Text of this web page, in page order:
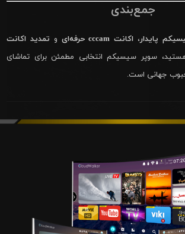
جمع‌بندی
پایدار، اکانت cccam حرفه‌ای و تمدید اکانت
هستید، سوپر سیسیکم انتخابی مطمئن برای تماشای
جهانی است.